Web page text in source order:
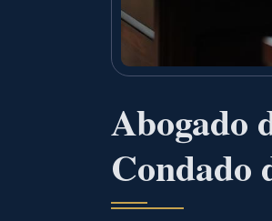
Abogado
Condado